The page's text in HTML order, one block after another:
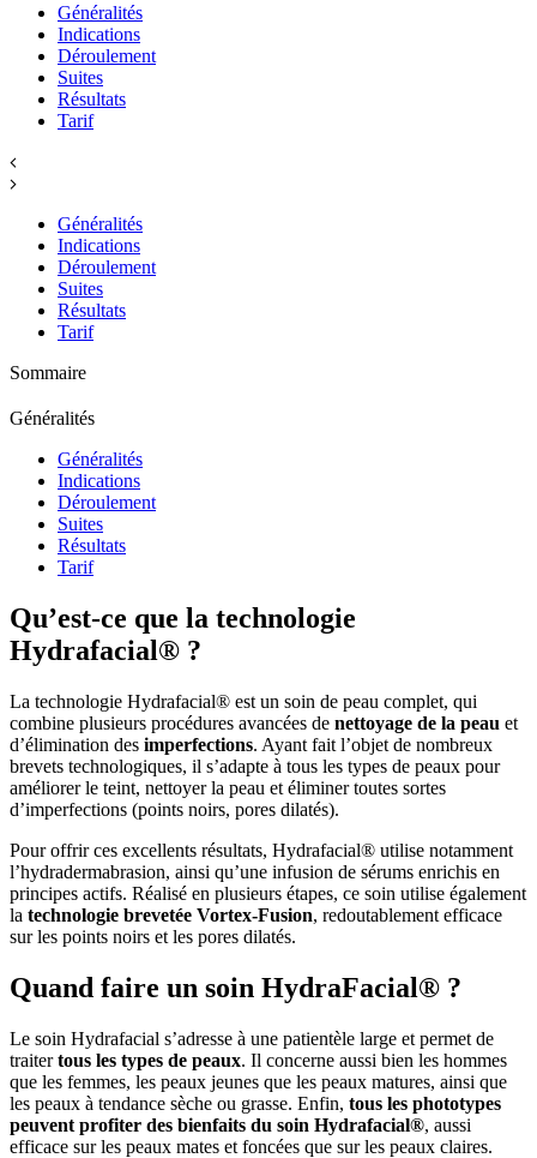
Généralités
Indications
Déroulement
Suites
Résultats
Tarif
Généralités
Indications
Déroulement
Suites
Résultats
Tarif
Sommaire
Généralités
Généralités
Indications
Déroulement
Suites
Résultats
Tarif
Qu’est-ce que la technologie
Hydrafacial® ?
La technologie Hydrafacial® est un soin de peau complet, qui
combine plusieurs procédures avancées de nettoyage de la peau et
d’élimination des imperfections. Ayant fait l’objet de nombreux
brevets technologiques, il s’adapte à tous les types de peaux pour
améliorer le teint, nettoyer la peau et éliminer toutes sortes
d’imperfections (points noirs, pores dilatés).
Pour offrir ces excellents résultats, Hydrafacial® utilise notamment
l’hydradermabrasion, ainsi qu’une infusion de sérums enrichis en
principes actifs. Réalisé en plusieurs étapes, ce soin utilise également
la technologie brevetée Vortex-Fusion, redoutablement efficace
sur les points noirs et les pores dilatés.
Quand faire un soin HydraFacial® ?
Le soin Hydrafacial s’adresse à une patientèle large et permet de
traitertous les types de peaux. Il concerne aussi bien les hommes
que les femmes, les peaux jeunes que les peaux matures, ainsi que
les peaux à tendance sèche ou grasse. Enfin, tous les phototypes
peuvent profiter des bienfaits du soin Hydrafacial®, aussi
efficace sur les peaux mates et foncées que sur les peaux claires.